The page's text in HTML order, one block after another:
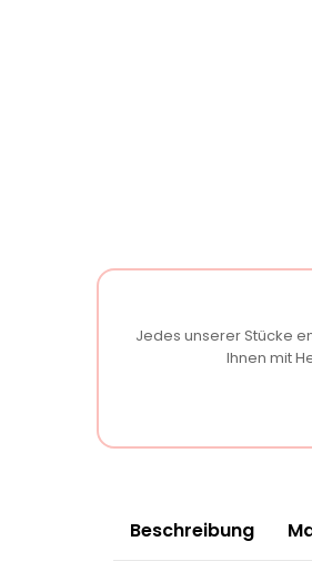
Jedes unserer Stücke
Ihnen mit
Beschreibung